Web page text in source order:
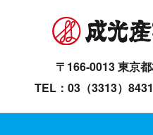
〒166-0013 東京
TEL：03（3313）8431